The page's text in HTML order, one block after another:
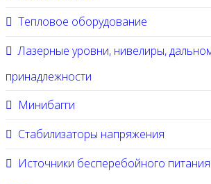
Тепловое оборудование
Лазерные уровни, нивелиры,
принадлежности
Минибагги
Стабилизаторы напряжения
Источники бесперебойного